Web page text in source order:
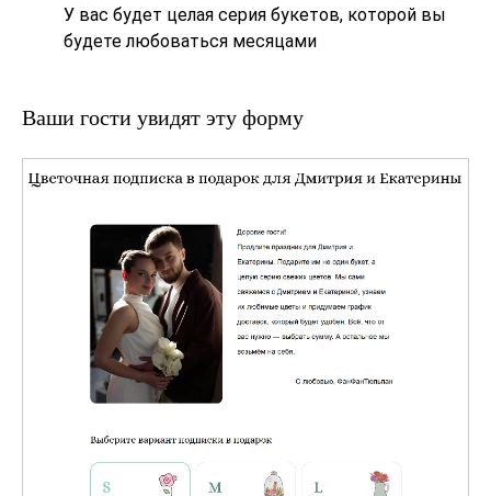
У вас будет целая серия букетов, которой вы
будете любоваться месяцами
Ваши гости увидят эту форму